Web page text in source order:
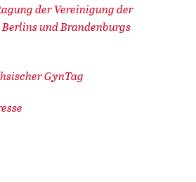
der Vereinigung der
und Brandenburgs
GynTag